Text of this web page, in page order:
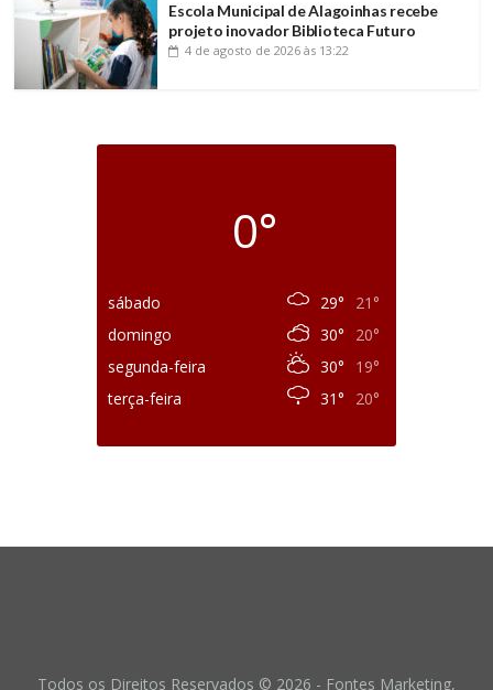
Escola Municipal de Alagoinhas recebe
projeto inovador Biblioteca Futuro
4 de agosto de 2026 às 13:22
0°
sábado 29°
21°
domingo
30°
20°
segunda-feira
30°
19°
terça-feira
31° 20°
Todos os Direitos Reservados © 2026 - Fontes Marketing,